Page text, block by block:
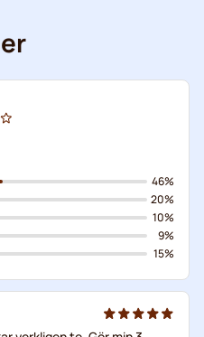
46%
20%
10%
9%
15%